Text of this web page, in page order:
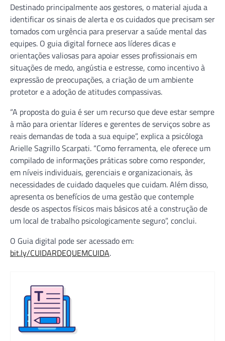
Destinado principalmente aos gestores, o material ajuda a
identificar os sinais de alerta e os cuidados que precisam ser
tomados com urgência para preservar a saúde mental das
equipes. O guia digital fornece aos líderes dicas e
orientações valiosas para apoiar esses profissionais em
situações de medo, angústia e estresse, como incentivo à
expressão de preocupações, a criação de um ambiente
protetor e a adoção de atitudes compassivas.
“A proposta do guia é ser um recurso que deve estar sempre
à mão para orientar líderes e gerentes de serviços sobre as
reais demandas de toda a sua equipe”, explica a psicóloga
Arielle Sagrillo Scarpati. “Como ferramenta, ele oferece um
compilado de informações práticas sobre como responder,
em níveis individuais, gerenciais e organizacionais, às
necessidades de cuidado daqueles que cuidam. Além disso,
apresenta os benefícios de uma gestão que contemple
desde os aspectos físicos mais básicos até a construção de
um local de trabalho psicologicamente seguro”, conclui.
O Guia digital pode ser acessado em:
bit.ly/CUIDARDEQUEMCUIDA.